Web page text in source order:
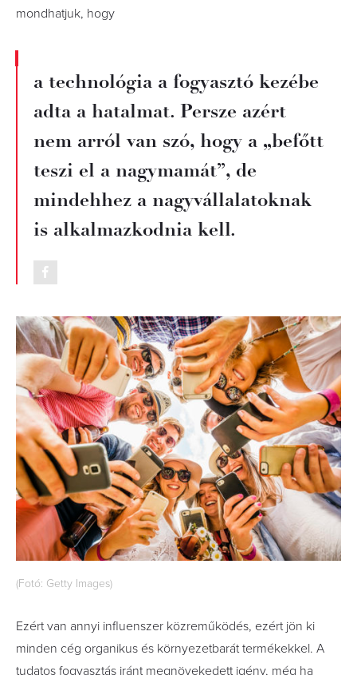
mondhatjuk, hogy
a technológia a fogyasztó kezébe
adta a hatalmat. Persze azért
nem arról van szó, hogy a „befőtt
teszi el a nagymamát”, de
mindehhez a nagyvállalatoknak
is alkalmazkodnia kell.
(Fotó: Getty Images)
Ezért van annyi influenszer közreműködés, ezért jön ki
minden cég organikus és környezetbarát termékekkel. A
tudatos fogyasztás iránt megnövekedett igény, még ha